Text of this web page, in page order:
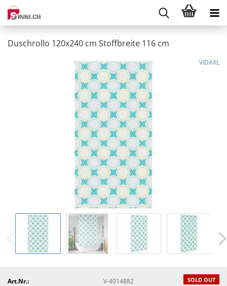
Duschrollo 120x240 cm Stoffbreite 116 cm
VIDAXL
SOLD OUT
Art.Nr.:
V-4014882